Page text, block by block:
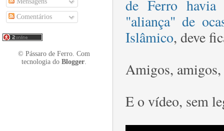
Comentários
© Pássaro de Ferro. Com
tecnologia do Blogger.
de Ferro havia
"aliança" de
Islâmico, deve
Amigos,
E o vídeo, sem